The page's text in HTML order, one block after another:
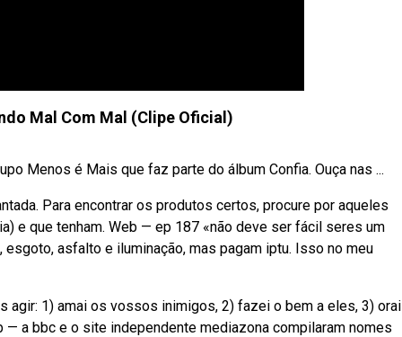
Mal Com Mal (Clipe Oficial)
Menos é Mais que faz parte do álbum Confia. Ouça nas ...
Para encontrar os produtos certos, procure por aqueles
e que tenham. Web — ep 187 «não deve ser fácil seres um
asfalto e iluminação, mas pagam iptu. Isso no meu
agir: 1) amai os vossos inimigos, 2) fazei o bem a eles, 3) orai
a bbc e o site independente mediazona compilaram nomes